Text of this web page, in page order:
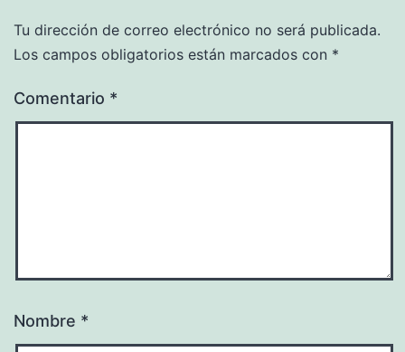
Tu dirección de correo electrónico no será publicada.
Los campos obligatorios están marcados con *
Comentario *
Nombre *